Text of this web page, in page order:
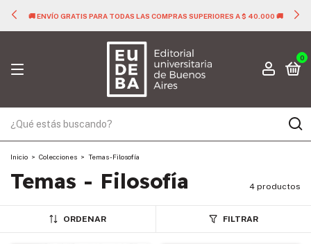
🚚 ENVÍO GRATIS PARA TODAS LAS COMPRAS SUPERIORES A $ 40.000 🚚
0
Inicio > Colecciones > Temas - Filosofía
Temas - Filosofía 4 productos
ORDENAR FILTRAR